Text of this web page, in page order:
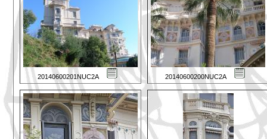
20140600201NUC2A 20140600200NUC2A